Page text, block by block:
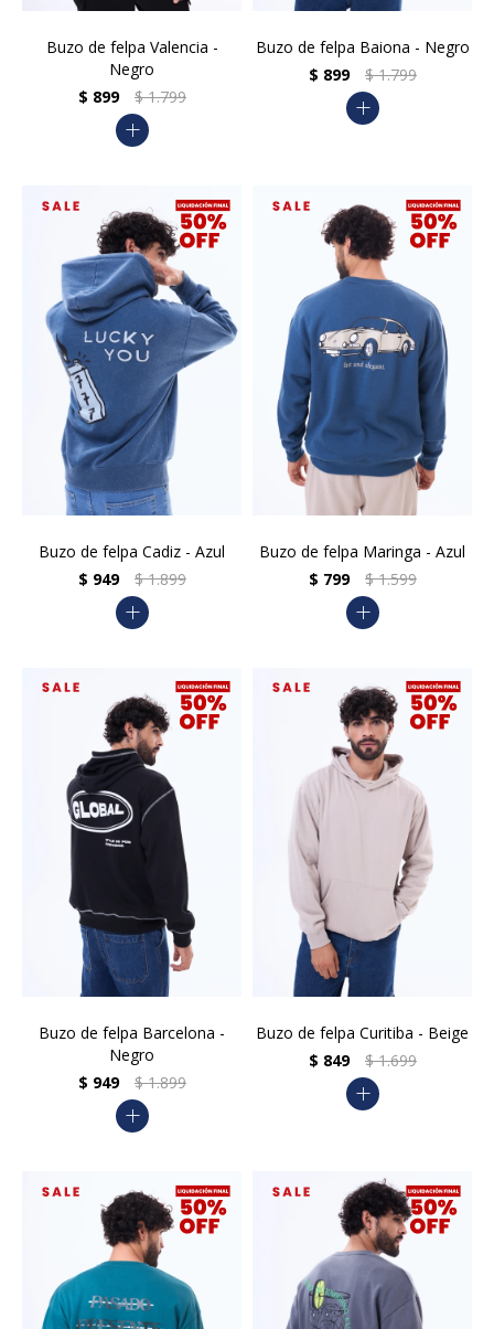
Buzo de felpa Valencia -
Negro
$ 899 $ 1.799
add
Buzo de felpa Baiona - Negro
$ 899 $ 1.799
add
Buzo de felpa Cadiz - Azul
$ 949 $ 1.899
add
Buzo de felpa Maringa - Azul
$ 799 $ 1.599
add
Buzo de felpa Barcelona -
Negro
$ 949 $ 1.899
add
Buzo de felpa Curitiba - Beige
$ 849 $ 1.699
add